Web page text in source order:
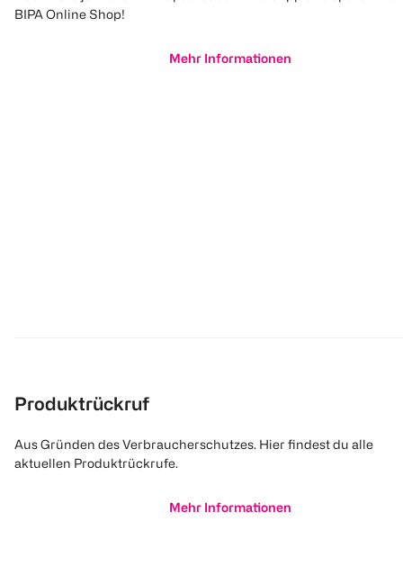
BIPA Online Shop!
Mehr Informationen
Produktrückruf
Aus Gründen des Verbraucherschutzes. Hier findest du alle
aktuellen Produktrückrufe.
Mehr Informationen